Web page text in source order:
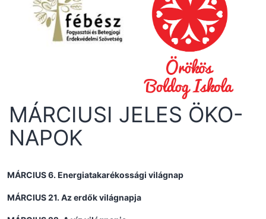
MÁRCIUSI JELES ÖKO-
NAPOK
MÁRCIUS 6. Energiatakarékossági világnap
MÁRCIUS 21. Az erdők világnapja